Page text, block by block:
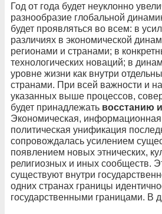
Год от года будет неуклонно
разнообразие глобальной
будет проявляться во всем: в
различиях в экономической
регионами и странами; в
технологических новаций; в
уровне жизни как внутри
странами. При всей важности и
указанных выше процессов,
будет принадлежать восстанию
Экономическая, информационная
политическая унификация
сопровождалась усилением
появлением новых этнических,
религиозных и иных сообществ.
существуют внутри
одних странах границы
государственными границами. В